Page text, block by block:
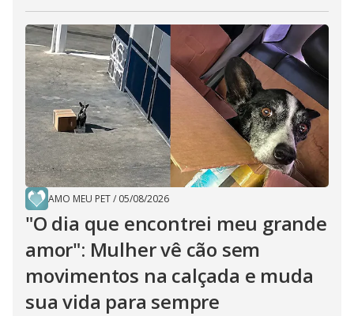
AMO MEU PET/ 05/08/2026
"O dia que encontrei meu grande
amor": Mulher vê cão sem
movimentos na calçada e muda
sua vida para sempre